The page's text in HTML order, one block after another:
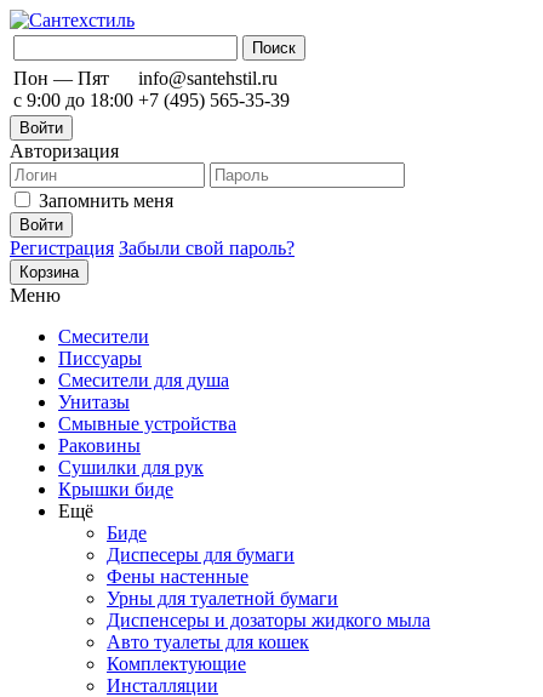
Пон — Пят
с 9:00 до 18:00
info@santehstil.ru
+7 (495) 565-35-39
Войти
Авторизация
Запомнить меня
Регистрация Забыли свой пароль?
Корзина
Меню
Смесители
Писсуары
Смесители для душа
Унитазы
Смывные устройства
Раковины
Сушилки для рук
Крышки биде
Ещё
Биде
Диспесеры для бумаги
Фены настенные
Урны для туалетной бумаги
Диспенсеры и дозаторы жидкого мыла
Авто туалеты для кошек
Комплектующие
Инсталляции